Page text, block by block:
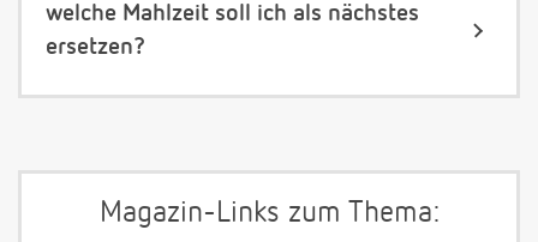
welche Mahlzeit soll ich als nächstes
ersetzen?
Magazin-Links zum Thema: